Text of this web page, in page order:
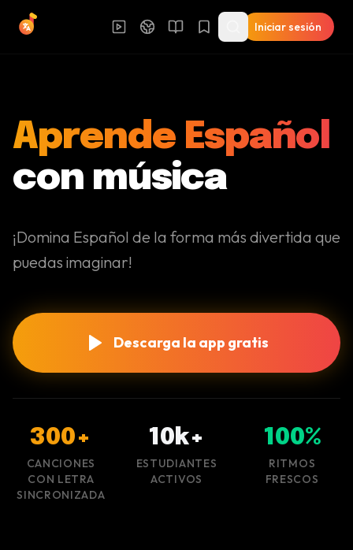
Iniciar sesión
Aprende Español
con música
¡Domina Español de la forma más divertida que
puedas imaginar!
Descarga la app gratis
300+
CANCIONES
CON LETRA
SINCRONIZADA
10k+
ESTUDIANTES
ACTIVOS
100%
RITMOS
FRESCOS